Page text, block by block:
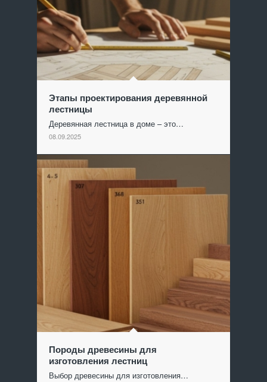
Этапы проектирования деревянной
лестницы
Деревянная лестница в доме – это…
08.09.2025
Породы древесины для
изготовления лестниц
Выбор древесины для изготовления…